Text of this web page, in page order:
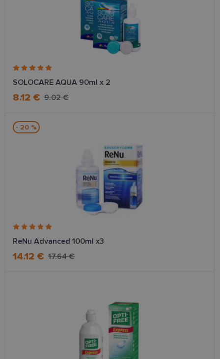
SOLOCARE AQUA 90ml x 2
8.12 € 9.02 €
- 20 %
ReNu Advanced 100ml x3
14.12 € 17.64 €